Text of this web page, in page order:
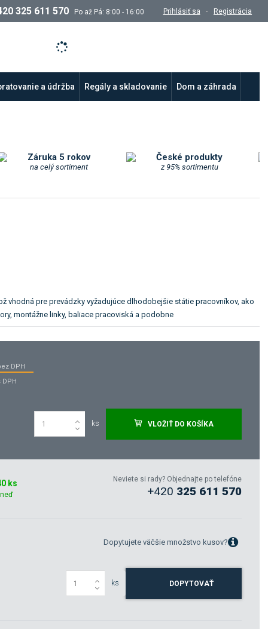
325 611 570 Po až Pá: 8:00 - 16:00 Prihlásiť sa Registrácia
a údržba Regály a skladovanie Dom a záhrada
Záruka 5 rokov
na celý sortiment
České produkty
z 95% sortimentu
vhodná pre prevádzky vyžadujúce dlhodobejšie státie pracovníkov, ako
montážne linky, baliace pracoviská a podobne
DPH
DPH
ks VLOŽIŤ DO KOŠÍKA
ks Neviete si rady? Objednajte po telefóne
+420 325 611 570
Dopytujete väčšie množstvo kusov?
ks DOPYTOVAŤ